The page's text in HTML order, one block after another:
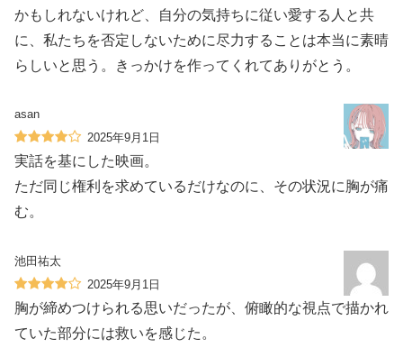
かもしれないけれど、自分の気持ちに従い愛する人と共
に、私たちを否定しないために尽力することは本当に素晴
らしいと思う。きっかけを作ってくれてありがとう。
asan
2025年9月1日
実話を基にした映画。
ただ同じ権利を求めているだけなのに、その状況に胸が痛
む。
池田祐太
2025年9月1日
胸が締めつけられる思いだったが、俯瞰的な視点で描かれ
ていた部分には救いを感じた。